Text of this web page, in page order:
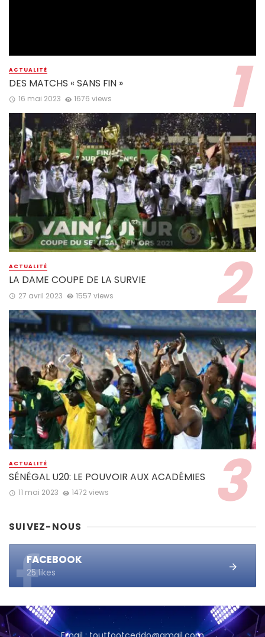
ACTUALITÉ
DES MATCHS « SANS FIN »
16 mai 2023 1676 views
ACTUALITÉ
LA DAME COUPE DE LA SURVIE
27 avril 2023 1557 views
ACTUALITÉ
SÉNÉGAL U20: LE POUVOIR AUX ACADÉMIES
11 mai 2023 1472 views
SUIVEZ-NOUS
FACEBOOK
25 likes